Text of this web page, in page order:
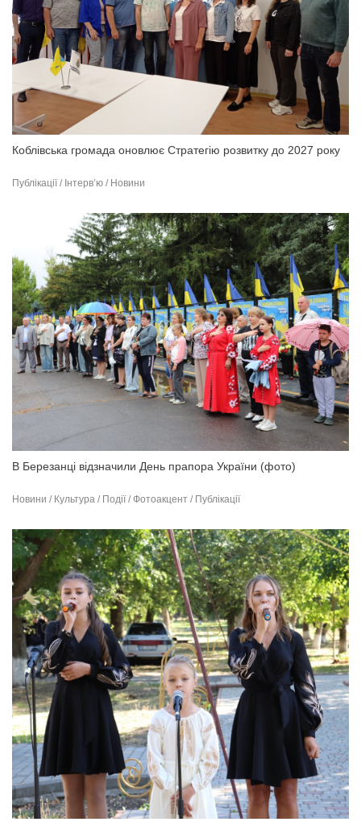
Коблівська громада оновлює Стратегію розвитку до 2027 року
Публікації / Інтерв’ю / Новини
В Березанці відзначили День прапора України (фото)
Новини / Культура / Події / Фотоакцент / Публікації